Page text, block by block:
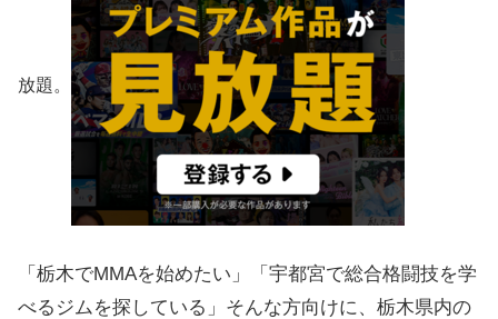
放題。
「栃木でMMAを始めたい」「宇都宮で総合格闘技を学
べるジムを探している」そんな方向けに、栃木県内の